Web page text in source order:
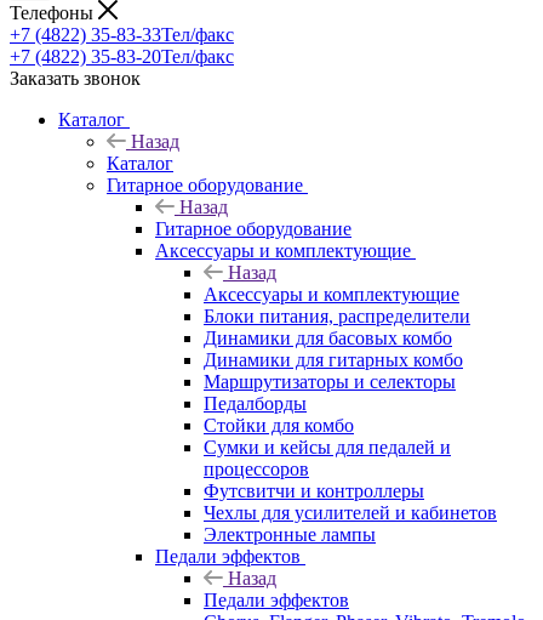
Телефоны
+7 (4822) 35-83-33Тел/факс
+7 (4822) 35-83-20Тел/факс
Заказать звонок
Каталог
Назад
Каталог
Гитарное оборудование
Назад
Гитарное оборудование
Аксессуары и комплектующие
Назад
Аксессуары и комплектующие
Блоки питания, распределители
Динамики для басовых комбо
Динамики для гитарных комбо
Маршрутизаторы и селекторы
Педалборды
Стойки для комбо
Сумки и кейсы для педалей и
процессоров
Футсвитчи и контроллеры
Чехлы для усилителей и кабинетов
Электронные лампы
Педали эффектов
Назад
Педали эффектов